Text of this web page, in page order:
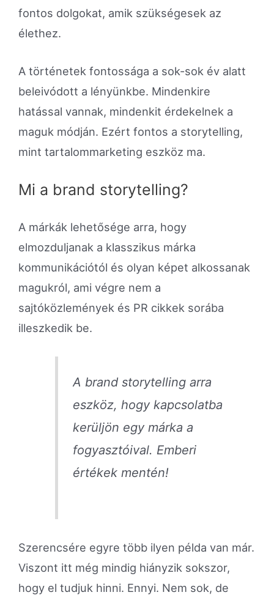
fontos dolgokat, amik szükségesek az
élethez.
A történetek fontossága a sok-sok év alatt
beleivódott a lényünkbe. Mindenkire
hatással vannak, mindenkit érdekelnek a
maguk módján. Ezért fontos a storytelling,
mint tartalommarketing eszköz ma.
Mi a brand storytelling?
A márkák lehetősége arra, hogy
elmozduljanak a klasszikus márka
kommunikációtól és olyan képet alkossanak
magukról, ami végre nem a
sajtóközlemények és PR cikkek sorába
illeszkedik be.
A brand storytelling arra
eszköz, hogy kapcsolatba
kerüljön egy márka a
fogyasztóival. Emberi
értékek mentén!
Szerencsére egyre több ilyen példa van már.
Viszont itt még mindig hiányzik sokszor,
hogy el tudjuk hinni. Ennyi. Nem sok, de